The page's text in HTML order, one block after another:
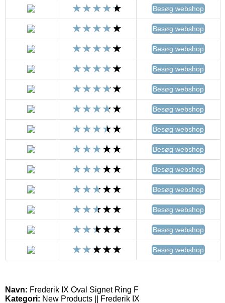
Besøg webshop
Besøg webshop
Besøg webshop
Besøg webshop
Besøg webshop
Besøg webshop
Besøg webshop
Besøg webshop
Besøg webshop
Besøg webshop
Besøg webshop
Besøg webshop
Besøg webshop
Navn: Frederik IX Oval Signet Ring F
Kategori: New Products || Frederik IX